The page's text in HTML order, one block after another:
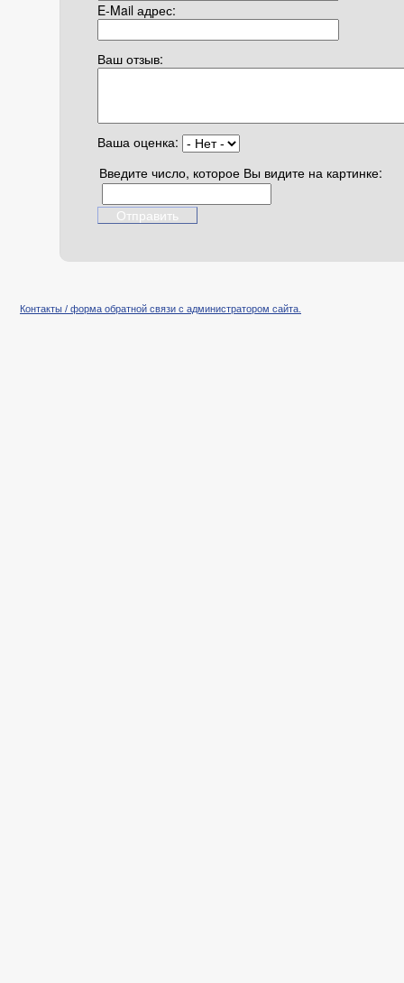
E-Mail адрес:
Ваш отзыв:
Ваша оценка:
Введите число, которое Вы видите на картинке:
Контакты / форма обратной связи с администратором сайта.